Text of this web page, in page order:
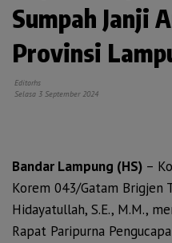
Sumpah Janji
Provinsi
Editorhs
Selasa 3 September 2024
Bandar Lampung (HS) –
Korem 043/Gatam Brigjen
Hidayatullah, S.E., M.M.,
Rapat Paripurna